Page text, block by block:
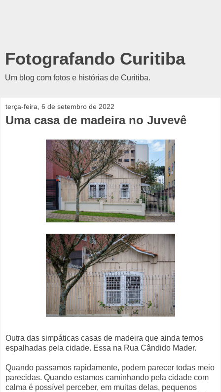
Fotografando Curitiba
Um blog com fotos e histórias de Curitiba.
terça-feira, 6 de setembro de 2022
Uma casa de madeira no Juvevê
Outra das simpáticas casas de madeira que ainda temos
espalhadas pela cidade. Essa na Rua Cândido Mader.
Quando passamos rapidamente, podem parecer todas meio
parecidas. Quando estamos caminhando pela cidade com
calma é possível perceber, em muitas delas, pequenos